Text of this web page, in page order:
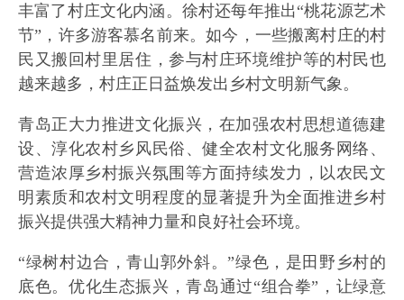
丰富了村庄文化内涵。徐村还每年推出“桃花源艺术
节”，许多游客慕名前来。如今，一些搬离村庄的村
民又搬回村里居住，参与村庄环境维护等的村民也
越来越多，村庄正日益焕发出乡村文明新气象。
青岛正大力推进文化振兴，在加强农村思想道德建
设、淳化农村乡风民俗、健全农村文化服务网络、
营造浓厚乡村振兴氛围等方面持续发力，以农民文
明素质和农村文明程度的显著提升为全面推进乡村
振兴提供强大精神力量和良好社会环境。
“绿树村边合，青山郭外斜。”绿色，是田野乡村的
底色。优化生态振兴，青岛通过“组合拳”，让绿意